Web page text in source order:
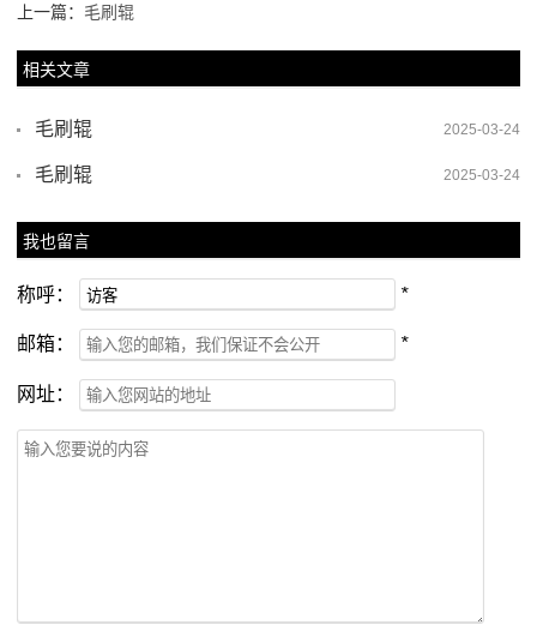
上一篇： 毛刷辊
相关文章
2025-03-24
毛刷辊
2025-03-24
毛刷辊
我也留言
称呼： *
邮箱： *
网址：